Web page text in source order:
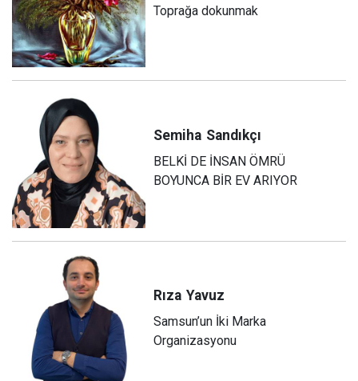
Toprağa dokunmak
Semiha Sandıkçı
BELKİ DE İNSAN ÖMRÜ
BOYUNCA BİR EV ARIYOR
Rıza Yavuz
Samsun’un İki Marka
Organizasyonu